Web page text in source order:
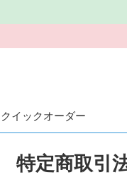
クイックオーダー
特定商取引